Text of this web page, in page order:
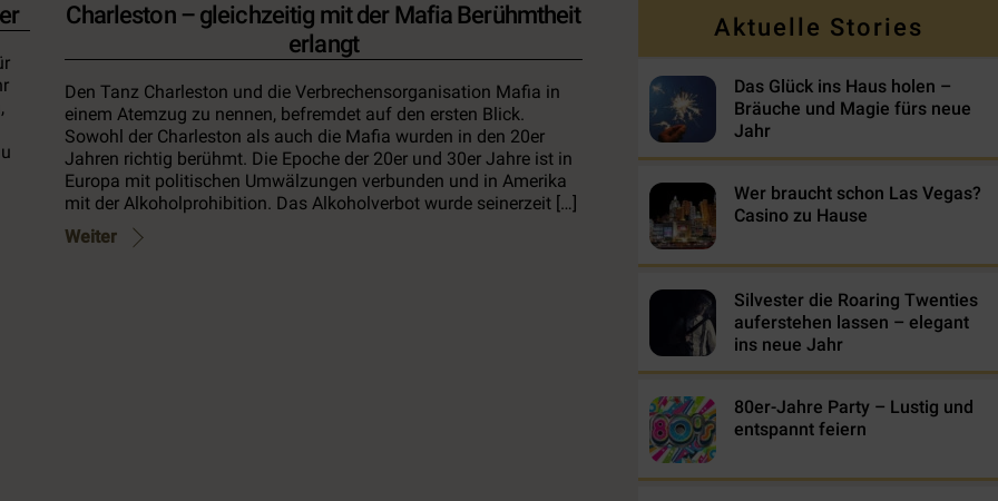
Charleston – gleichzeitig mit der Mafia Berühmtheit
erlangt
Den Tanz Charleston und die Verbrechensorganisation Mafia in
einem Atemzug zu nennen, befremdet auf den ersten Blick.
Sowohl der Charleston als auch die Mafia wurden in den 20er
Jahren richtig berühmt. Die Epoche der 20er und 30er Jahre ist in
Europa mit politischen Umwälzungen verbunden und in Amerika
mit der Alkoholprohibition. Das Alkoholverbot wurde seinerzeit […]
Weiter
Aktuelle Stories
Das Glück ins Haus holen –
Bräuche und Magie fürs neue
Jahr
Wer braucht schon Las Vegas?
Casino zu Hause
Silvester die Roaring Twenties
auferstehen lassen – elegant
ins neue Jahr
80er-Jahre Party – Lustig und
entspannt feiern